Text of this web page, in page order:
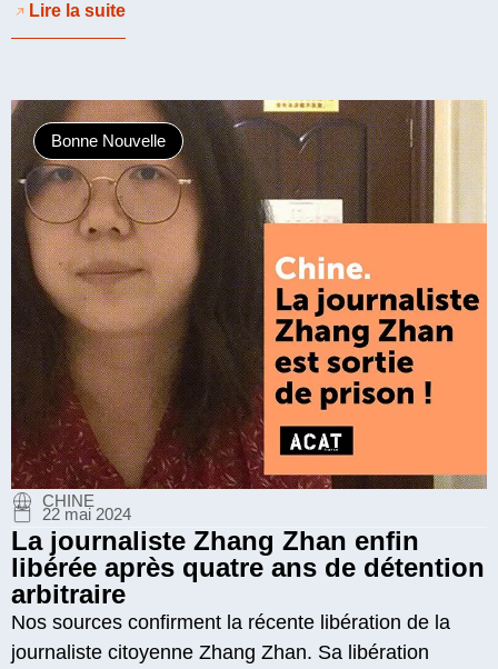
Lire la suite
Bonne Nouvelle
CHINE
22 mai 2024
La journaliste Zhang Zhan enfin
libérée après quatre ans de détention
arbitraire
Nos sources confirment la récente libération de la
journaliste citoyenne Zhang Zhan. Sa libération